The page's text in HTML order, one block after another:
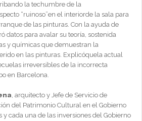
la techumbre de la
“ruinoso”en el interiorde la sala para
de las pinturas. Con la ayuda de
datos para avalar su teoría, sostenida
y químicas que demuestran la
en las pinturas. Explicóquela actual
irreversibles de la incorrecta
en Barcelona.
, arquitecto y Jefe de Servicio de
del Patrimonio Cultural en el Gobierno
cada una de las inversiones del Gobierno